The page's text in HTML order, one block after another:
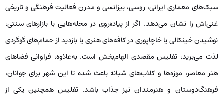
سبک‌های معماری ایرانی، روسی، بیزانسی و مدرن فعالیت فرهنگی و تاریخی
غنی‌اش را نشان می‌دهد. اگر از پیاده‌روی در محله‌هایی با بازارهای سنتی،
نوشیدن خینکالی یا خاچاپوری در کافه‌های هنری یا بازدید از حمام‌های گوگردی
لذت می‌برید، تفلیس مقصدی الهام‌بخش است. به‌علاوه، فراوانی فضاهای
هنر معاصر، موزه‌ها و کلاب‌های شبانه باعث شده تا این شهر برای جوانان،
فرهنگ‌دوستان و هنرمندان نیز جذاب باشد. تفلیس همچنین یکی از